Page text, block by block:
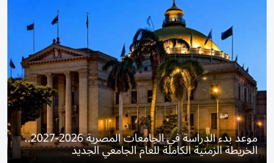
موعد بدء الدراسة في الجامعات المصرية 2026-2027..
الخريطة الزمنية الكاملة للعام الجامعي الجديد